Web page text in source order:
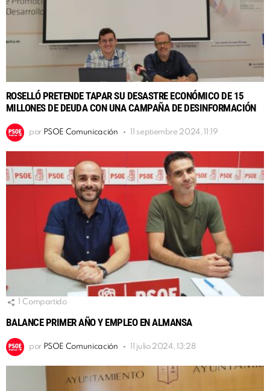
ROSELLÓ PRETENDE TAPAR SU DESASTRE ECONÓMICO DE 15
MILLONES DE DEUDA CON UNA CAMPAÑA DE DESINFORMACIÓN
por PSOE Comunicación 11 septiembre 2024, 11:19
Compartido
BALANCE PRIMER AÑO Y EMPLEO EN ALMANSA
por PSOE Comunicación 11 julio 2024, 13:28